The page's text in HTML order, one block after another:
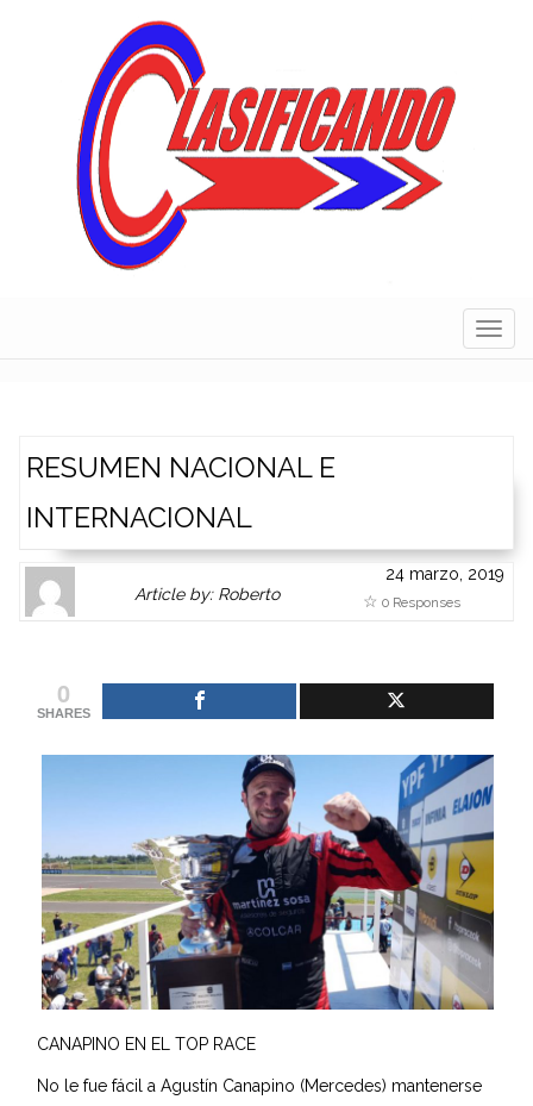
RESUMEN NACIONAL E
INTERNACIONAL
Author
Gravatar
link
Article by: Roberto
or
other
works.
admin
24 marzo, 2019
0 Responses
0
SHARES
CANAPINO EN EL TOP RACE
No le fue fácil a Agustín Canapino (Mercedes) mantenerse